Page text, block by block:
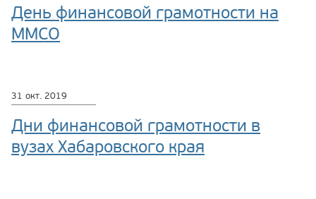
День финансовой грамотности на
ММСО
31 окт. 2019
Дни финансовой грамотности в
вузах Хабаровского края